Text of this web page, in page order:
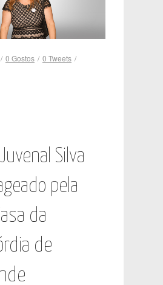
/ 0 Gostos / 0 Tweets /
Silva
pela
da
de